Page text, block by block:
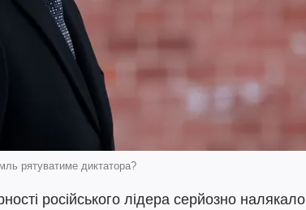
рятуватиме диктатора?
російського лідера серйозно налякало